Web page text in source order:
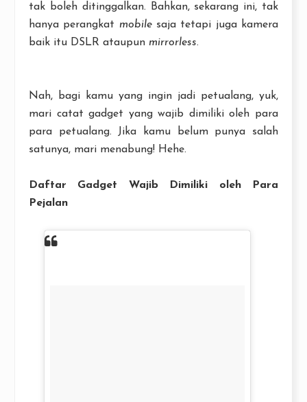
tak boleh ditinggalkan. Bahkan, sekarang ini, tak
hanya perangkat mobilesaja tetapi juga kamera
baik itu DSLR ataupun mirrorless.
Nah, bagi kamu yang ingin jadi petualang, yuk,
mari catat gadget yang wajib dimiliki oleh para
para petualang. Jika kamu belum punya salah
satunya, mari menabung! Hehe.
Daftar Gadget Wajib Dimiliki oleh Para
Pejalan